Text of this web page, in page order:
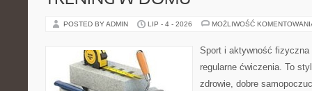
POSTED BY ADMIN LIP - 4 - 2026 MOŻLIWOŚĆ
Sport i aktywność
regularne ćwiczenia. To
zdrowie, dobre